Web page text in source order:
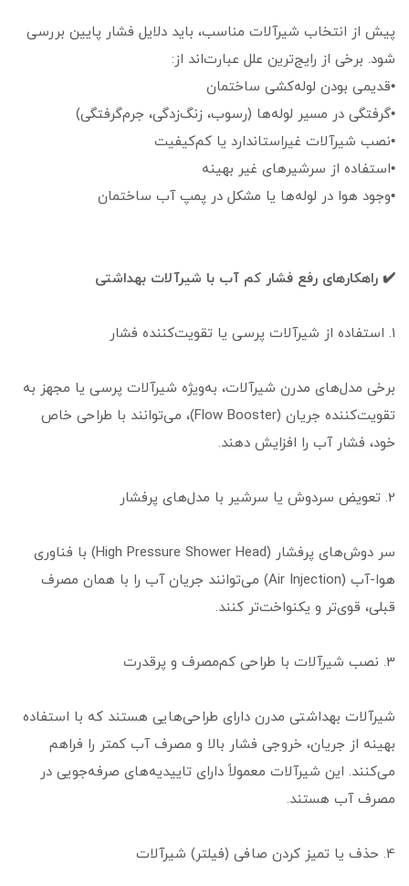
پیش از انتخاب شیرآلات مناسب، باید دلایل فشار پایین بررسی
شود. برخی از رایج‌ترین علل عبارت‌اند از:
•قدیمی بودن لوله‌کشی ساختمان
•گرفتگی در مسیر لوله‌ها (رسوب، زنگ‌زدگی، جرم‌گرفتگی)
•نصب شیرآلات غیراستاندارد یا کم‌کیفیت
•استفاده از سرشیرهای غیر بهینه
•وجود هوا در لوله‌ها یا مشکل در پمپ آب ساختمان
✔️ راهکارهای رفع فشار کم آب با شیرآلات بهداشتی
1. استفاده از شیرآلات پرسی یا تقویت‌کننده فشار
برخی مدل‌های مدرن شیرآلات، به‌ویژه شیرآلات پرسی یا مجهز به
تقویت‌کننده جریان (Flow Booster)، می‌توانند با طراحی خاص
خود، فشار آب را افزایش دهند.
2. تعویض سردوش یا سرشیر با مدل‌های پرفشار
سر دوش‌های پرفشار (High Pressure Shower Head) با فناوری
هوا-آب (Air Injection) می‌توانند جریان آب را با همان مصرف
قبلی، قوی‌تر و یکنواخت‌تر کنند.
3. نصب شیرآلات با طراحی کم‌مصرف و پرقدرت
شیرآلات بهداشتی مدرن دارای طراحی‌هایی هستند که با استفاده
بهینه از جریان، خروجی فشار بالا و مصرف آب کمتر را فراهم
می‌کنند. این شیرآلات معمولاً دارای تاییدیه‌های صرفه‌جویی در
مصرف آب هستند.
4. حذف یا تمیز کردن صافی (فیلتر) شیرآلات